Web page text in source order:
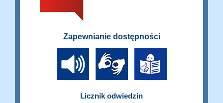
Zapewnianie dostępności
Licznik odwiedzin